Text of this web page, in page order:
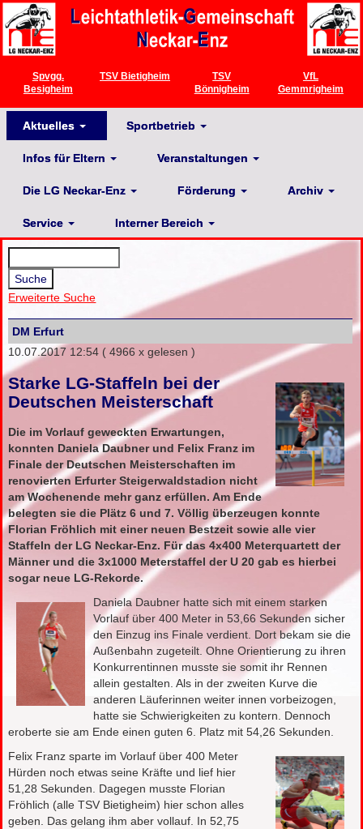
Spvgg.
Besigheim
TSV Bietigheim
TSV
Bönnigheim
VfL
Gemmrigheim
Aktuelles Sportbetrieb
Infos für Eltern Veranstaltungen
Die LG Neckar-Enz Förderung Archiv
Service Interner Bereich
Erweiterte Suche
DM Erfurt
10.07.2017 12:54 ( 4966 x gelesen )
Starke LG-Staffeln bei der
Deutschen Meisterschaft
Die im Vorlauf geweckten Erwartungen,
konnten Daniela Daubner und Felix Franz im
Finale der Deutschen Meisterschaften im
renovierten Erfurter Steigerwaldstadion nicht
am Wochenende mehr ganz erfüllen. Am Ende
belegten sie die Plätz 6 und 7. Völlig überzeugen konnte
Florian Fröhlich mit einer neuen Bestzeit sowie alle vier
Staffeln der LG Neckar-Enz. Für das 4x400 Meterquartett der
Männer und die 3x1000 Meterstaffel der U 20 gab es hierbei
sogar neue LG-Rekorde.
Daniela Daubner hatte sich mit einem starken
Vorlauf über 400 Meter in 53,66 Sekunden sicher
den Einzug ins Finale verdient. Dort bekam sie die
Außenbahn zugeteilt. Ohne Orientierung zu ihren
Konkurrentinnen musste sie somit ihr Rennen
allein gestalten. Als in der zweiten Kurve die
anderen Läuferinnen weiter innen vorbeizogen,
hatte sie Schwierigkeiten zu kontern. Dennoch
eroberte sie am Ende einen guten 6. Platz mit 54,26 Sekunden.
Felix Franz sparte im Vorlauf über 400 Meter
Hürden noch etwas seine Kräfte und lief hier
51,28 Sekunden. Dagegen musste Florian
Fröhlich (alle TSV Bietigheim) hier schon alles
geben. Das gelang ihm aber vollauf. In 52,75